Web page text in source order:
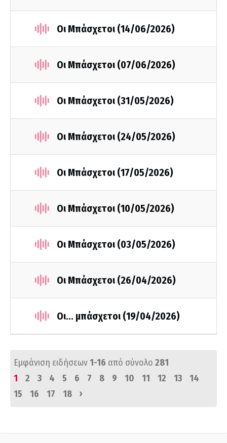
Οι Μπάσχετοι (14/06/2026)
Οι Μπάσχετοι (07/06/2026)
Οι Μπάσχετοι (31/05/2026)
Οι Μπάσχετοι (24/05/2026)
Οι Μπάσχετοι (17/05/2026)
Οι Μπάσχετοι (10/05/2026)
Οι Μπάσχετοι (03/05/2026)
Οι Μπάσχετοι (26/04/2026)
Οι... μπάσχετοι (19/04/2026)
Εμφάνιση ειδήσεων1-16 από σύνολο 281
1
2 3 4 5 6 7 8 9 10 11 12 13
14
15
16 17 18 ›